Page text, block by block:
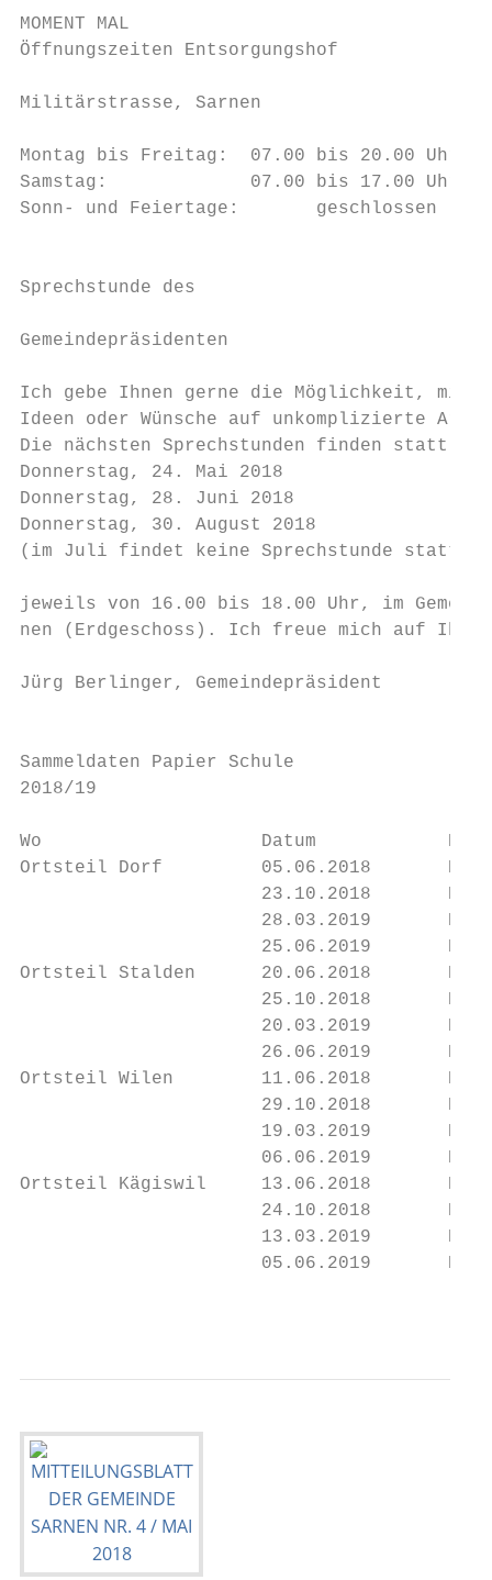
MOMENT MAL
Öffnungszeiten Entsorgungshof
Militärstrasse, Sarnen
Montag bis Freitag:  07.00 bis 20.00 Uhr
Samstag:             07.00 bis 17.00
Sonn- und Feiertage:       geschlossen
Sprechstunde des
Gemeindepräsidenten
Ich gebe Ihnen gerne die Möglichkeit,
Ideen oder Wünsche auf unkomplizierte
Die nächsten Sprechstunden finden statt
Donnerstag, 24. Mai 2018
Donnerstag, 28. Juni 2018
Donnerstag, 30. August 2018
(im Juli findet keine Sprechstunde
jeweils von 16.00 bis 18.00 Uhr, im
nen (Erdgeschoss). Ich freue mich auf
Jürg Berlinger, Gemeindepräsident
Sammeldaten Papier Schule
2018/19
Wo                    Datum
Ortsteil Dorf         05.06.2018       KW
23.10.2018       KW
28.03.2019       KW
25.06.2019       KW
Ortsteil Stalden      20.06.2018       KW
25.10.2018       KW
20.03.2019       KW
26.06.2019       KW
Ortsteil Wilen        11.06.2018       KW
29.10.2018       KW
19.03.2019       KW
06.06.2019       KW
Ortsteil Kägiswil     13.06.2018
24.10.2018       KW
13.03.2019       KW
05.06.2019       KW